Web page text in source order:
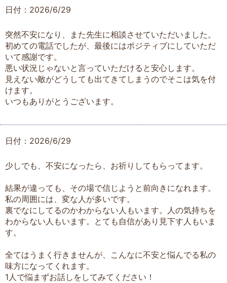
日付：2026/6/29
突然不安になり、また先生に相談させていただいました。
初めての電話でしたが、最後にはポジティブにしていただ
いて感謝です。
悪い状況じゃないと言っていただけると安心します。
見えない敵がどうしても出てきてしまうのでそこは気を付
けます。
いつもありがとうございます。
日付：2026/6/29
少しでも、不安になったら、お祈りしてもらってます。
結果が違っても、その場で信じようと前向きになれます。
私の周囲には、変な人が多いです。
裏でなにしてるのかわからない人もいます。人の気持ちを
わからない人もいます。とても自信があり見下す人もいま
す。
全てはうまく行きませんが、こんなに不安と悩んでる私の
味方になってくれます。
1人で悩まずお話しをしてみてください！